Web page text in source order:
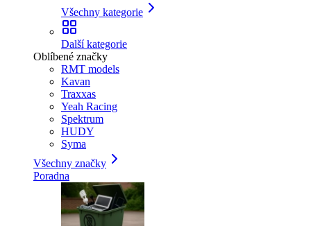
Všechny kategorie
Další kategorie
Oblíbené značky
RMT models
Kavan
Traxxas
Yeah Racing
Spektrum
HUDY
Syma
Všechny značky
Poradna